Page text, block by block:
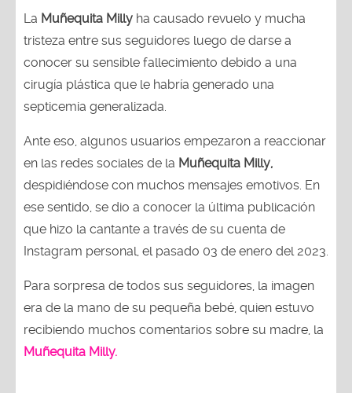
La Muñequita Milly ha causado revuelo y mucha
tristeza entre sus seguidores luego de darse a
conocer su sensible fallecimiento debido a una
cirugía plástica que le habría generado una
septicemia generalizada.
Ante eso, algunos usuarios empezaron a reaccionar
en las redes sociales de la Muñequita Milly,
despidiéndose con muchos mensajes emotivos. En
ese sentido, se dio a conocer la última publicación
que hizo la cantante a través de su cuenta de
Instagram personal, el pasado 03 de enero del 2023.
Para sorpresa de todos sus seguidores, la imagen
era de la mano de su pequeña bebé, quien estuvo
recibiendo muchos comentarios sobre su madre, la
Muñequita Milly.